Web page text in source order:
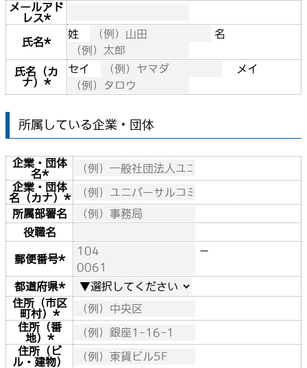
メールアド
レス*
氏名*
姓 名
氏名（カ
ナ） *
セイ メイ
所属している企業・団体
企業・団体
名*
企業・団体
名（カナ） *
所属部署名
役職名
郵便番号*
－
都道府県*
住所（市区
町村） *
住所（番
地） *
住所（ビ
ル・建物）